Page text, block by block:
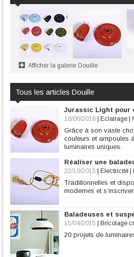
Afficher la galerie Douille
Tous les articles Douille
Jurassic Light pour
18/06/2016 Eclairage
Grâce à son vaste
couleurs et ampoules
luminaires uniques.
Réaliser une
22/10/2015 Electricité
Traditionnelles et
modernes et
Baladeuses et
15/04/2015 Bricolage
20 projets de